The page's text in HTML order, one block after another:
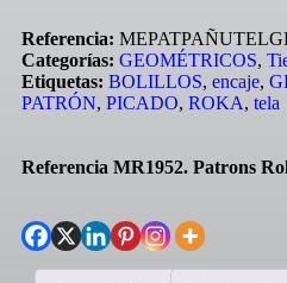
Referencia:
Categorías: GEOMÉTRICOS,
Etiquetas: BOLILLOS, encaje,
PATRÓN, PICADO, ROKA, tela
Referencia MR1952. Patrons